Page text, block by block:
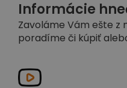
Informácie
Zavoláme Vám ešte z
poradíme či kúpiť